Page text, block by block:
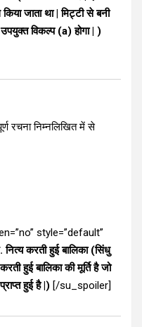
जाता था | मिट्टी से बनी
विकल्प (a) होगा | )
रचना निम्नलिखित में से
style=”default”
करती हुई बालिका (सिंधु
हुई बालिका की मूर्ति है जो
हुई है |) [/su_spoiler]